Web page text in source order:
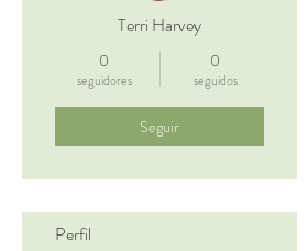
Terri Harvey
0
seguidores
0
seguidos
Seguir
Perfil